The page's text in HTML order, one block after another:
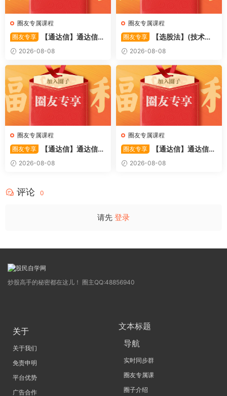
圈友专属课程
圈友专享
【通达信】通达信
〖萧啸双通道〗主图指标 研判
股价运行通道、捕捉短线买卖
时机 源码
2026-08-08
圈友专属课程
圈友专享
【选股法】(技术篇)
强势个股选股法操作理念、策
略与工具（上下）视频课程 共
2个视频
2026-08-08
圈友专属课程
圈友专享
【通达信】通达信
〖极致主力〗主副图/选股 放
量不算突破，站上压力才算！
2026-08-08
圈友专属课程
圈友专享
【通达信】通达信
〖超强MACD〗副图指标 斐波
那契+三重共振，捕捉买卖
2026-08-08
评论 0
请先 登录
炒股高手的秘密都在这儿！ 圈主QQ:48856940
关于
关于我们
免责申明
平台优势
广告合作
文本标题
导航
实时同步群
圈友专属课
圈子介绍